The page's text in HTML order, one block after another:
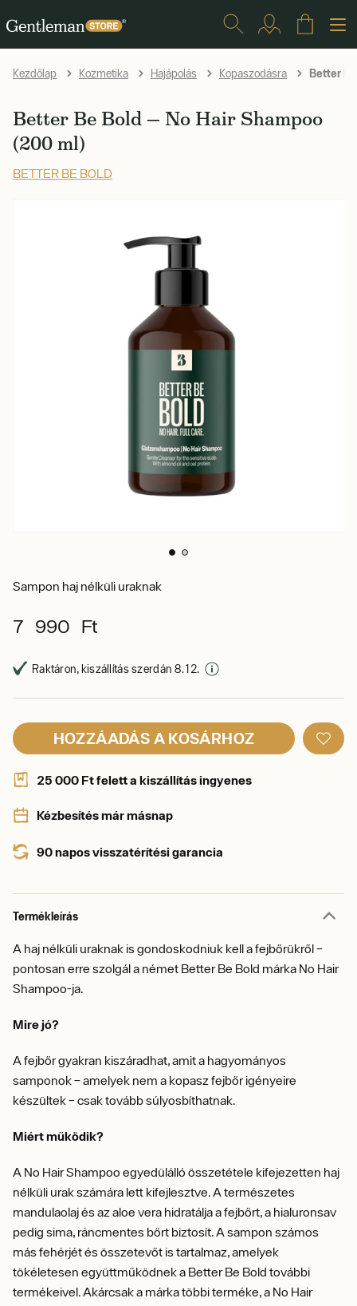
Kezdőlap Kozmetika Hajápolás Kopaszodásra Better
Better Be Bold — No Hair Shampoo
(200 ml)
BETTER BE BOLD
Sampon haj nélküli uraknak
7 990 Ft
Raktáron, kiszállítás szerdán 8. 12.
HOZZÁADÁS A KOSÁRHOZ
25 000 Ft felett a kiszállítás ingyenes
Kézbesítés már másnap
90 napos visszatérítési garancia
Termékleírás
A haj nélküli uraknak is gondoskodniuk kell a fejbőrükről –
pontosan erre szolgál a német Better Be Bold márka No Hair
Shampoo-ja.
Mire jó?
A fejbőr gyakran kiszáradhat, amit a hagyományos
samponok – amelyek nem a kopasz fejbőr igényeire
készültek – csak tovább súlyosbíthatnak.
Miért működik?
A No Hair Shampoo egyedülálló összetétele kifejezetten haj
nélküli urak számára lett kifejlesztve. A természetes
mandulaolaj és az aloe vera hidratálja a fejbőrt, a hialuronsav
pedig sima, ráncmentes bőrt biztosít. A sampon számos
más fehérjét és összetevőt is tartalmaz, amelyek
tökéletesen együttműködnek a Better Be Bold további
termékeivel. Akárcsak a márka többi terméke, a No Hair